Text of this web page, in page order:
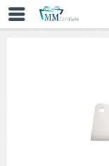
Übersicht